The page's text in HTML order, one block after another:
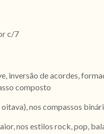
c/7
inversão de acordes,
composto
nos compassos
nos estilos rock, pop,